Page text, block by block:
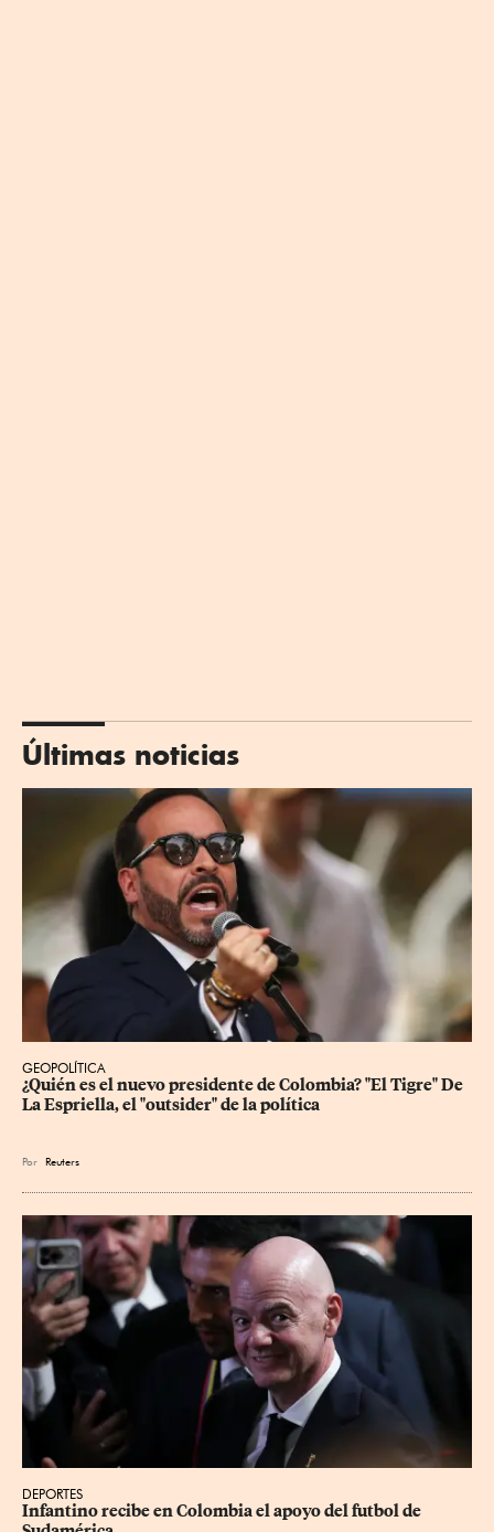
Últimas noticias
GEOPOLÍTICA
¿Quién es el nuevo presidente de Colombia? "El Tigre" De
La Espriella, el "outsider" de la política
Por Reuters
DEPORTES
Infantino recibe en Colombia el apoyo del futbol de